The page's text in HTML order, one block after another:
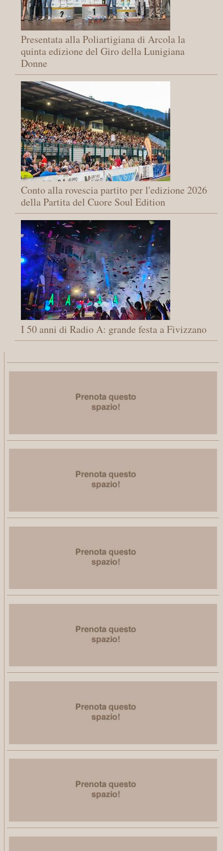
Presentata alla Poliartigiana di Arcola la
quinta edizione del Giro della Lunigiana
Donne
Conto alla rovescia partito per l'edizione 2026
della Partita del Cuore Soul Edition
I 50 anni di Radio A: grande festa a Fivizzano